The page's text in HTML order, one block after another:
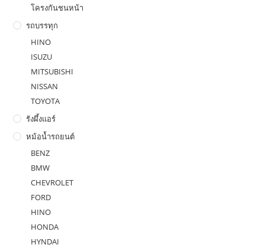
โครงกันชนหน้า
รถบรรทุก
HINO
ISUZU
MITSUBISHI
NISSAN
TOYOTA
รังผึ้งแอร์
หม้อน้ำรถยนต์
BENZ
BMW
CHEVROLET
FORD
HINO
HONDA
HYNDAI